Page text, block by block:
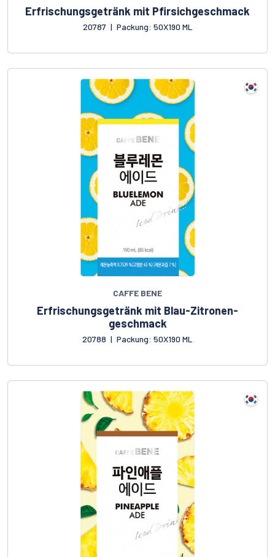
Erfrischungsgetränk mit Pfirsichgeschmack
20787 | Packung: 50X190 ML
CAFFE BENE
Erfrischungsgetränk mit Blau-Zitronen-
geschmack
20788 | Packung: 50X190 ML